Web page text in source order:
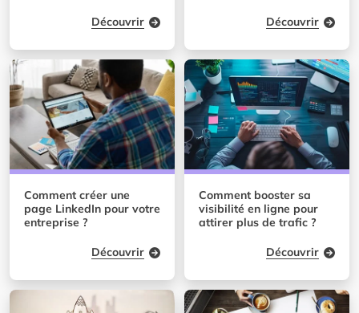
Découvrir Découvrir
Comment créer une
page LinkedIn pour votre
entreprise ?
Découvrir
Comment booster sa
visibilité en ligne pour
attirer plus de trafic ?
Découvrir